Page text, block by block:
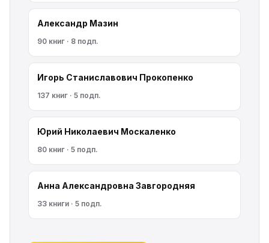
Александр Мазин
90 книг · 8 подп.
Игорь Станиславович Прокопенко
137 книг · 5 подп.
Юрий Николаевич Москаленко
80 книг · 5 подп.
Анна Александровна Завгородняя
33 книги · 5 подп.